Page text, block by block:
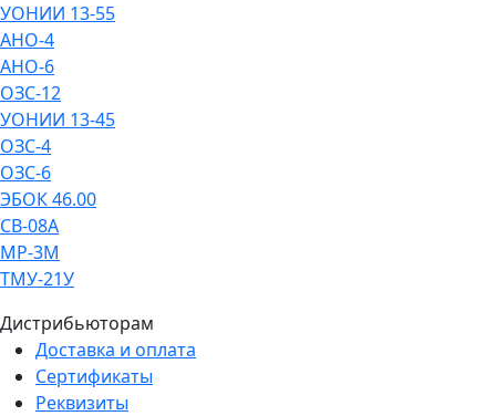
УОНИИ 13-55
АНО-4
АНО-6
ОЗС-12
УОНИИ 13-45
ОЗС-4
ОЗС-6
ЭБОК 46.00
СВ-08А
МР-3М
ТМУ-21У
Дистрибьюторам
Доставка и оплата
Сертификаты
Реквизиты